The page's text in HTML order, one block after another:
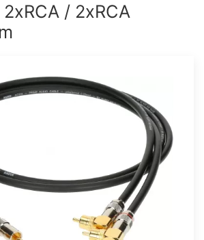
/ 2xRCA